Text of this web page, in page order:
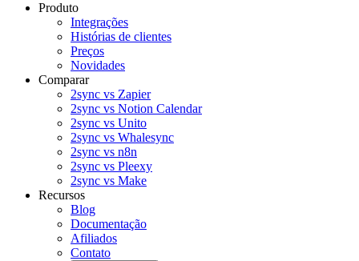
Produto
Integrações
Histórias de clientes
Preços
Novidades
Comparar
2sync vs Zapier
2sync vs Notion Calendar
2sync vs Unito
2sync vs Whalesync
2sync vs n8n
2sync vs Pleexy
2sync vs Make
Recursos
Blog
Documentação
Afiliados
Contato